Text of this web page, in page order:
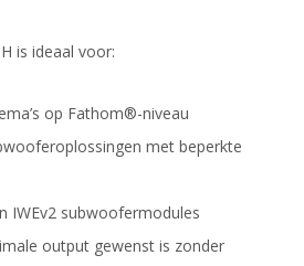
is ideaal voor:
op Fathom®-niveau
met beperkte
IWEv2 subwoofermodules
output gewenst is zonder